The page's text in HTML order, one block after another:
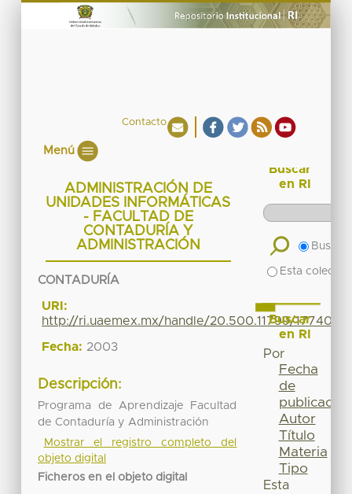
Contacto
Menú
ADMINISTRACIÓN DE
UNIDADES INFORMÁTICAS
- FACULTAD DE
CONTADURÍA Y
ADMINISTRACIÓN
CONTADURÍA
URI:
http://ri.uaemex.mx/handle/20.500.11799/17740
Fecha: 2003
Descripción:
Programa de Aprendizaje Facultad
de Contaduría y Administración
Mostrar el registro completo del
objeto digital
Ficheros en el objeto digital
Buscar
en RI
Buscar
Esta
Buscar
en RI
Por
Fecha
de
publicación
Autor
Título
Materia
Tipo
Esta